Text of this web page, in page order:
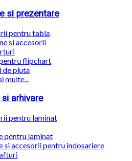
si prezentare
pentru tabla
si accesorii
flipchart
de pluta
multe...
arhivare
pentru laminat
pentru laminat
si accesorii pentru indosariere